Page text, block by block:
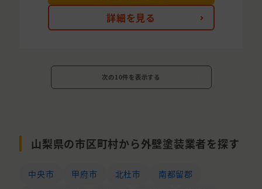
詳細を見る
次の10件を表示する
山梨県の市区町村から外壁塗装業者を探す
中央市 甲府市 北杜市
南都留郡